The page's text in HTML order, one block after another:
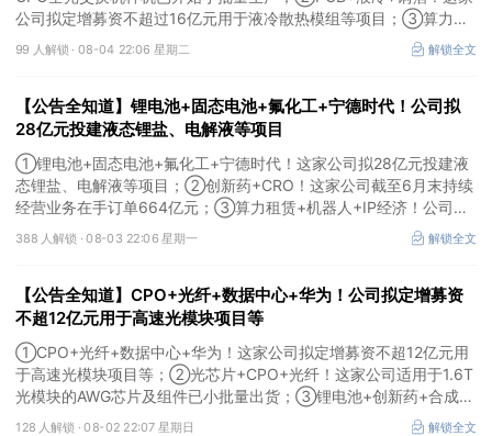
公司拟定增募资不超过16亿元用于液冷散热模组等项目；③算力
+云计算+华为鲲鹏！公司签署超46亿元算力服务合同。
99 人解锁 · 08-04 22:06 星期二 解锁全文
【公告全知道】锂电池+固态电池+氟化工+宁德时代！公司拟
28亿元投建液态锂盐、电解液等项目
①锂电池+固态电池+氟化工+宁德时代！这家公司拟28亿元投建液
态锂盐、电解液等项目；②创新药+CRO！这家公司截至6月末持续
经营业务在手订单664亿元；③算力租赁+机器人+IP经济！公司签
署32亿元算力服务合同。
388 人解锁 ·08-03 22:06 星期一 解锁全文
【公告全知道】CPO+光纤+数据中心+华为！公司拟定增募资
不超12亿元用于高速光模块项目等
①CPO+光纤+数据中心+华为！这家公司拟定增募资不超12亿元用
于高速光模块项目等；②光芯片+CPO+光纤！这家公司适用于1.6T
光模块的AWG芯片及组件已小批量出货；③锂电池+创新药+合成生
物！公司拟定增募资不超过7亿元以切入半导体供应链。
128 人解锁 ·08-02 22:07 星期日 解锁全文